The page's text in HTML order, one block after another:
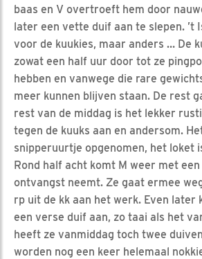
baas en V overtroeft hem door
later een vette duif aan te slepen. ’t
voor de kuukies, maar anders … De
zowat een half uur door tot ze
hebben en vanwege die rare
meer kunnen blijven staan. De rest
rest van de middag is het lekker
tegen de kuuks aan en andersom.
snipperuurtje opgenomen, het loket
Rond half acht komt M weer met
ontvangst neemt. Ze gaat ermee
rp uit de kk aan het werk. Even later
een verse duif aan, zo taai als het
heeft ze vanmiddag toch twee
worden nog een keer helemaal